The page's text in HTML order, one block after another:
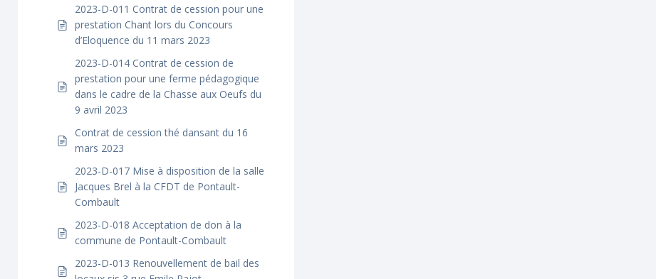
2023-D-011 Contrat de cession pour une
prestation Chant lors du Concours
d’Eloquence du 11 mars 2023
2023-D-014 Contrat de cession de
prestation pour une ferme pédagogique
dans le cadre de la Chasse aux Oeufs du
9 avril 2023
Contrat de cession thé dansant du 16
mars 2023
2023-D-017 Mise à disposition de la salle
Jacques Brel à la CFDT de Pontault-
Combault
2023-D-018 Acceptation de don à la
commune de Pontault-Combault
2023-D-013 Renouvellement de bail des